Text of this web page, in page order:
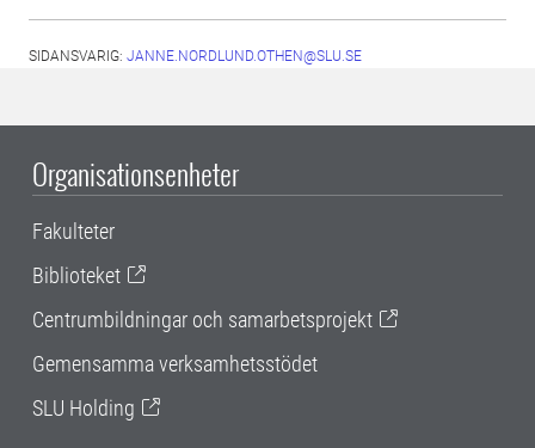
SIDANSVARIG: JANNE.NORDLUND.OTHEN@SLU.SE
Organisationsenheter
Fakulteter
Biblioteket
Centrumbildningar och samarbetsprojekt
Gemensamma verksamhetsstödet
SLU Holding